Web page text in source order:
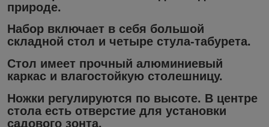
природе.
Набор включает в себя большой
складной стол и четыре стула-табурета.
Стол имеет прочный алюминиевый
каркас и влагостойкую столешницу.
Ножки регулируются по высоте. В центре
стола есть отверстие для установки
садового зонта.